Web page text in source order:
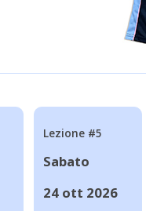
Lezione #5
Sabato
24 ott 2026